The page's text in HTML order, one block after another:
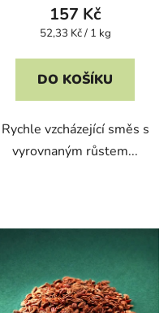
157 Kč
Měrná
52,33 Kč / 1 kg
DO KOŠÍKU
Rychle vzcházející směs s
vyrovnaným růstem...